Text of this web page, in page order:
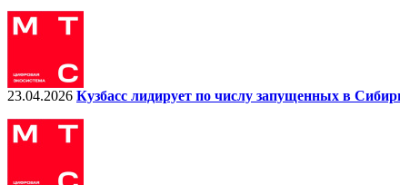
23.04.2026 Кузбасс лидирует по числу запущенных в